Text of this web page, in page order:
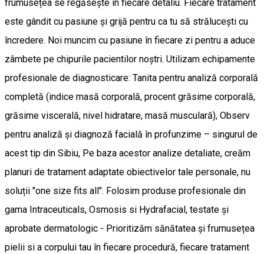
frumusețea se regăsește în fiecare detaliu. Fiecare tratament
este gândit cu pasiune și grijă pentru ca tu să strălucești cu
încredere. Noi muncim cu pasiune în fiecare zi pentru a aduce
zâmbete pe chipurile pacientilor noștri. Utilizam echipamente
profesionale de diagnosticare: Tanita pentru analiză corporală
completă (indice masă corporală, procent grăsime corporală,
grăsime viscerală, nivel hidratare, masă musculară), Observ
pentru analiză și diagnoză facială în profunzime – singurul de
acest tip din Sibiu, Pe baza acestor analize detaliate, creăm
planuri de tratament adaptate obiectivelor tale personale, nu
soluții "one size fits all". Folosim produse profesionale din
gama Intraceuticals, Osmosis si Hydrafacial, testate și
aprobate dermatologic - Prioritizăm sănătatea și frumusețea
pielii si a corpului tau în fiecare procedură, fiecare tratament